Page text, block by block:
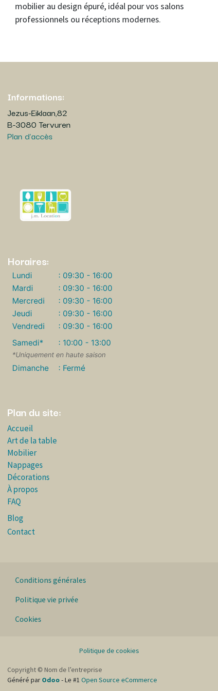
mobilier au design épuré, idéal pour vos salons
professionnels ou réceptions modernes.
Informations:
Jezus-Eiklaan,82
B-3080 Tervuren
Plan d'accès
Horaires:
Lundi
: 09:30 - 16:00
Mardi
: 09:30 - 16:00
Mercredi
: 09:30 - 16:00
Jeudi
: 09:30 - 16:00
Vendredi
: 09:30 - 16:00
Samedi*
: 10:00 - 13:00
*Uniquement en haute saison
Dimanche : Fermé
Plan du site:
Accueil
Art de la table
Mobilier
Nappages
Décorations
À propos
FAQ
Blog
Contact
Conditions générales
Politique vie privée
Cookies
Politique de cookies
Copyright © Nom de l’entreprise
Généré par Odoo - Le #1 Open Source eCommerce